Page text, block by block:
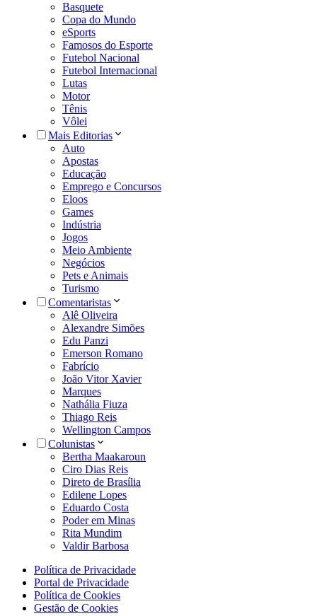
Basquete
Copa do Mundo
eSports
Famosos do Esporte
Futebol Nacional
Futebol Internacional
Lutas
Motor
Tênis
Vôlei
Mais Editorias
Auto
Apostas
Educação
Emprego e Concursos
Eloos
Games
Indústria
Jogos
Meio Ambiente
Negócios
Pets e Animais
Turismo
Comentaristas
Alê Oliveira
Alexandre Simões
Edu Panzi
Emerson Romano
Fabrício
João Vitor Xavier
Marques
Nathália Fiuza
Thiago Reis
Wellington Campos
Colunistas
Bertha Maakaroun
Ciro Dias Reis
Direto de Brasília
Edilene Lopes
Eduardo Costa
Poder em Minas
Rita Mundim
Valdir Barbosa
Política de Privacidade
Portal de Privacidade
Política de Cookies
Gestão de Cookies